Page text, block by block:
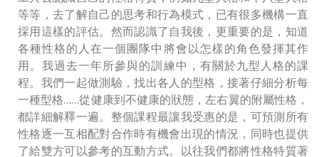
等等，去了解自己的思考和行為模式，已有很多機構一直
採用這樣的評估。然而認識了自我後，更重要的是，知道
各種性格的人在一個團隊中將會以怎樣的角色發揮其作
用。我過去一年所參與的訓練中，有關於九型人格的課
程。我們一起做測驗，找出各人的型格，接著仔細分析每
一種型格……從健康到不健康的狀態，左右翼的附屬性格，
都詳細解釋一遍。整個課程最讓我受惠的是，可預測所有
性格逐一互相配對合作時有機會出現的情況，同時也提供
了給雙方可以參考的互動方式。以往我們都將性格特質著